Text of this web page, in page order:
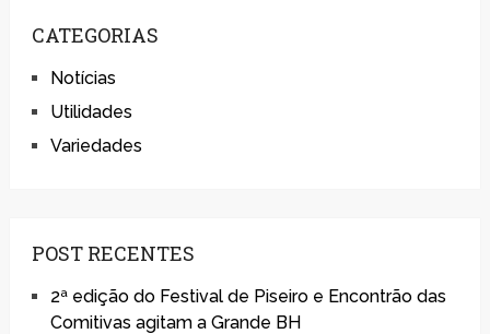
CATEGORIAS
Notícias
Utilidades
Variedades
POST RECENTES
2ª edição do Festival de Piseiro e Encontrão das
Comitivas agitam a Grande BH